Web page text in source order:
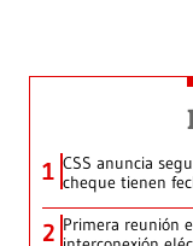
1 CSS anuncia
cheque tienen
2 Primera reunión